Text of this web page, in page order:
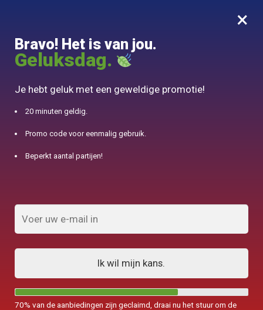
0
10% aangeboden voor 50€ aankopen met DJINN-code10
×
Bravo! Het is van jou.
Geluksdag.
Je hebt geluk met een geweldige promotie!
20 minuten geldig.
Promo code voor eenmalig gebruik.
Beperkt aantal partijen!
Ik wil mijn kans.
70% van de aanbiedingen zijn geclaimd, draai nu het stuur om de